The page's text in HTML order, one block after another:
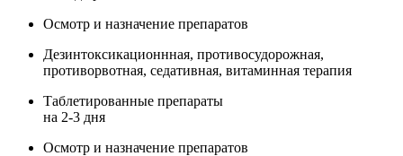
Осмотр и назначение препаратов
Дезинтоксикационнная, противосудорожная,
противорвотная, седативная, витаминная терапия
Таблетированные препараты
на 2-3 дня
Осмотр и назначение препаратов